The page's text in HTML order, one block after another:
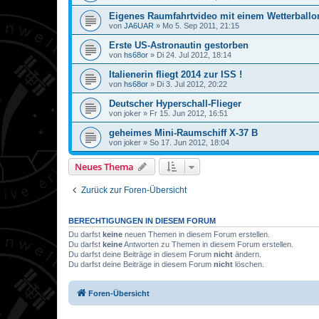
Eigenes Raumfahrtvideo mit einem
von JA6UAR » Mo 5. Sep 2011, 21:15
Erste US-Astronautin gestorben
von hs68or » Di 24. Jul 2012, 18:14
Italienerin fliegt 2014 zur ISS !
von hs68or » Di 3. Jul 2012, 20:22
Deutscher Hyperschall-Flieger
von joker » Fr 15. Jun 2012, 16:51
geheimes Mini-Raumschiff X-37 B
von joker » So 17. Jun 2012, 18:04
Neues Thema
Zurück zur Foren-Übersicht
BERECHTIGUNGEN IN DIESEM FORUM
Du darfst keine neuen Themen in diesem Forum erstellen.
Du darfst keineAntworten zu Themen in diesem Forum erstellen.
Du darfst deine Beiträge in diesem Forum nicht ändern.
Du darfst deine Beiträge in diesem Forum nicht löschen.
Foren-Übersicht